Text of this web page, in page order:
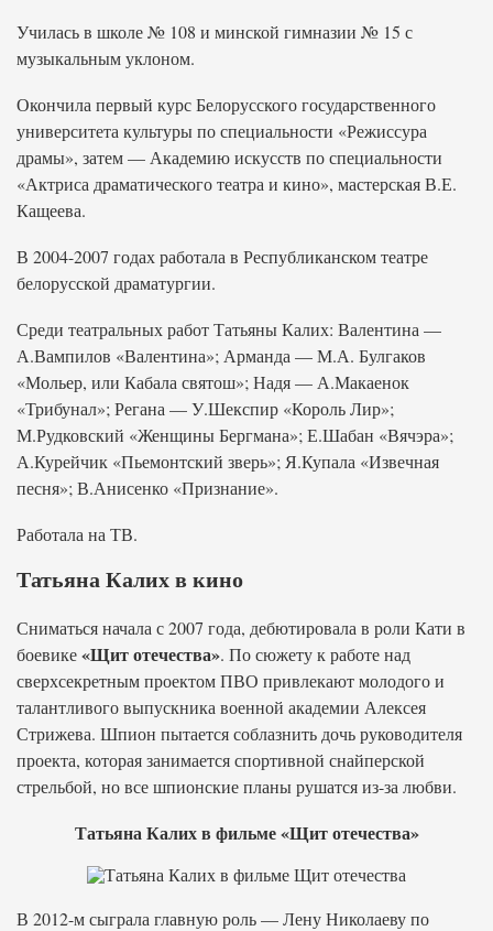
Училась в школе № 108 и минской гимназии № 15 с
музыкальным уклоном.
Окончила первый курс Белорусского государственного
университета культуры по специальности «Режиссура
драмы», затем — Академию искусств по специальности
«Актриса драматического театра и кино», мастерская В.Е.
Кащеева.
В 2004-2007 годах работала в Республиканском театре
белорусской драматургии.
Среди театральных работ Татьяны Калих: Валентина —
А.Вампилов «Валентина»; Арманда — М.А. Булгаков
«Мольер, или Кабала святош»; Надя — А.Макаенок
«Трибунал»; Регана — У.Шекспир «Король Лир»;
М.Рудковский «Женщины Бергмана»; Е.Шабан «Вячэра»;
А.Курейчик «Пьемонтский зверь»; Я.Купала «Извечная
песня»; В.Анисенко «Признание».
Работала на ТВ.
Татьяна Калих в кино
Сниматься начала с 2007 года, дебютировала в роли Кати в
боевике«Щит отечества». По сюжету к работе над
сверхсекретным проектом ПВО привлекают молодого и
талантливого выпускника военной академии Алексея
Стрижева. Шпион пытается соблазнить дочь руководителя
проекта, которая занимается спортивной снайперской
стрельбой, но все шпионские планы рушатся из-за любви.
Татьяна Калих в фильме «Щит отечества»
В 2012-м сыграла главную роль — Лену Николаеву по